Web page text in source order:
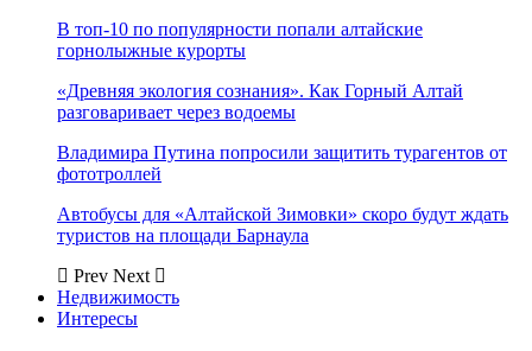
В топ-10 по популярности попали алтайские
горнолыжные курорты
«Древняя экология сознания». Как Горный Алтай
разговаривает через водоемы
Владимира Путина попросили защитить турагентов от
фототроллей
Автобусы для «Алтайской Зимовки» скоро будут ждать
туристов на площади Барнаула
Prev Next
Недвижимость
Интересы